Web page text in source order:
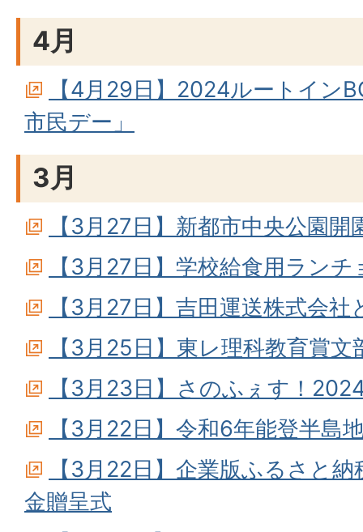
4月
【4月29日】2024ルートイン
市民デー」
3月
【3月27日】新都市中央公園開
【3月27日】学校給食用ラン
【3月27日】吉田運送株式会
【3月25日】東レ理科教育賞
【3月23日】さのふぇす！
【3月22日】令和6年能登半島
【3月22日】企業版ふるさと
金贈呈式